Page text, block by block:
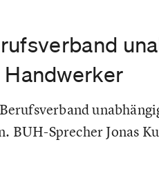
BUH-Sprecher Jonas